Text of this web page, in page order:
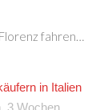
fahren…
in Italien
3 Wochen